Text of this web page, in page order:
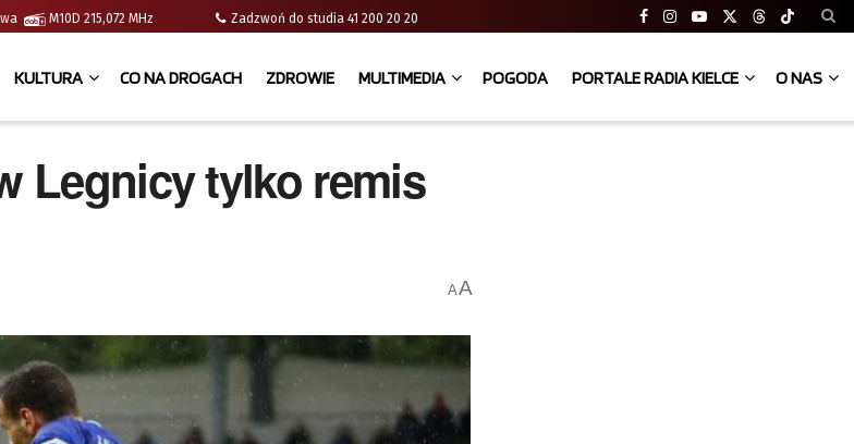
M10D 215,072 MHz Zadzwoń do studia 41 200 20 20
KULTURA CO NA DROGACH ZDROWIE MULTIMEDIA POGODA PORTALE RADIA KIELCE O NAS
Legnicy tylko remis
AA